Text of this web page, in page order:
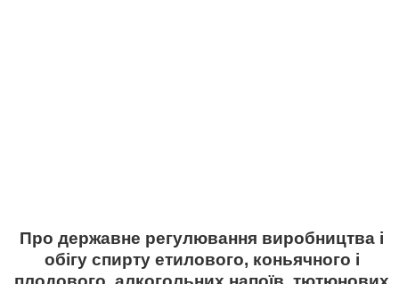
Про державне регулювання виробництва і
обігу спирту етилового, коньячного і